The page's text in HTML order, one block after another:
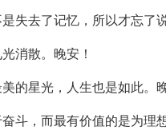
失去了记忆，所以才忘了
消散。晚安！
的星光，人生也是如此。
斗，而最有价值的是为理